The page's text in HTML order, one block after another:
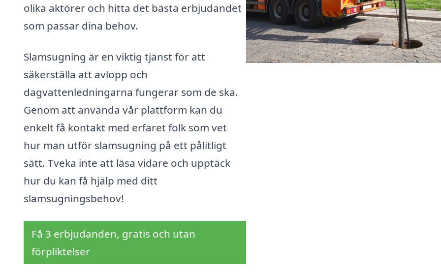
olika aktörer och hitta det bästa erbjudandet
som passar dina behov.
Slamsugning är en viktig tjänst för att
säkerställa att avlopp och
dagvattenledningarna fungerar som de ska.
Genom att använda vår plattform kan du
enkelt få kontakt med erfaret folk som vet
hur man utför slamsugning på ett pålitligt
sätt. Tveka inte att läsa vidare och upptäck
hur du kan få hjälp med ditt
slamsugningsbehov!
Få 3 erbjudanden, gratis och utan
förpliktelser